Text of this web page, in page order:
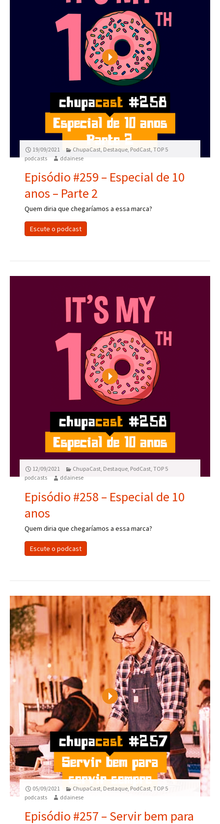
Play
19/09/2021 ChupaCast,Destaque,PodCast,TOP 5
podcasts
ddainese
Episódio #259 – Especial de 10
anos – Parte 2
Quem diria que chegaríamos a essa marca?
Escute o podcast
Play
12/09/2021 ChupaCast, Destaque, PodCast,TOP 5
podcasts
ddainese
Episódio #258 – Especial de 10
anos
Quem diria que chegaríamos a essa marca?
Escute o podcast
Play
05/09/2021 ChupaCast Destaque PodCast ,TOP 5
podcasts
ddainese
Episódio #257 – Servir bem para